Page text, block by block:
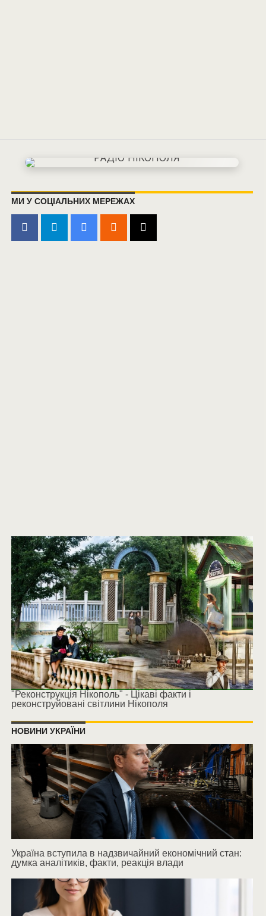
МИ У СОЦІАЛЬНИХ МЕРЕЖАХ
"Реконструкція Нікополь" - Цікаві факти і
реконструйовані світлини Нікополя
НОВИНИ УКРАЇНИ
Україна вступила в надзвичайний економічний стан:
думка аналітиків, факти, реакція влади